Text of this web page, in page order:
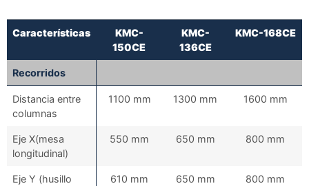
Características
KMC-
150CE
KMC-
136CE
KMC-168CE
Recorridos
Distancia entre
columnas
1100 mm 1300 mm 1600 mm
Eje X(mesa
longitudinal)
550 mm 650 mm 800 mm
Eje Y (husillo
610 mm 650 mm 800 mm